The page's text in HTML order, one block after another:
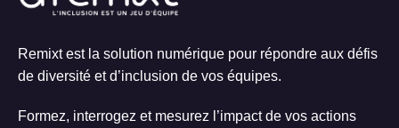
Remixt est la solution numérique pour répondre aux défis
de diversité et d’inclusion de vos équipes.
Formez, interrogez et mesurez l’impact de vos actions